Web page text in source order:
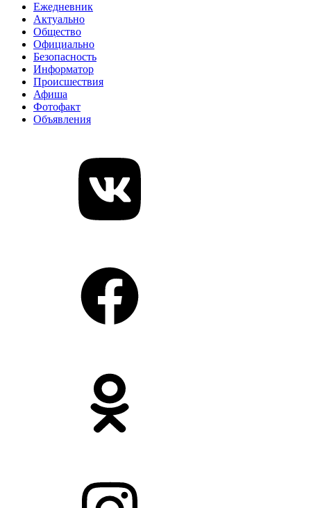
Ежедневник
Актуально
Общество
Официально
Безопасность
Информатор
Происшествия
Афиша
Фотофакт
Объявления